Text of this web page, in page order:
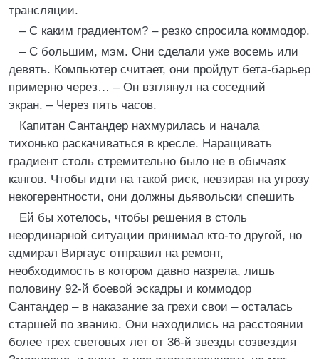
трансляции.
– С каким градиентом? – резко спросила коммодор.
– С большим, мэм. Они сделали уже восемь или
девять. Компьютер считает, они пройдут бета-барьер
примерно через… – Он взглянул на соседний
экран. – Через пять часов.
Капитан Сантандер нахмурилась и начала
тихонько раскачиваться в кресле. Наращивать
градиент столь стремительно было не в обычаях
кангов. Чтобы идти на такой риск, невзирая на угрозу
некогерентности, они должны дьявольски спешить
Ей бы хотелось, чтобы решения в столь
неординарной ситуации принимал кто-то другой, но
адмирал Виргаус отправил на ремонт,
необходимость в котором давно назрела, лишь
половину 92-й боевой эскадры и коммодор
Сантандер – в наказание за грехи свои – осталась
старшей по званию. Они находились на расстоянии
более трех световых лет от 36-й звезды созвездия